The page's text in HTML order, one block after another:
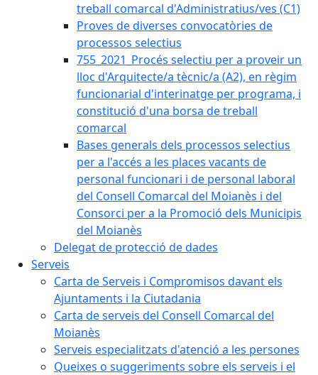
treball comarcal d'Administratius/ves (C1)
Proves de diverses convocatòries de
processos selectius
755_2021_Procés selectiu per a proveir un
lloc d'Arquitecte/a tècnic/a (A2), en règim
funcionarial d'interinatge per programa, i
constitució d'una borsa de treball
comarcal
Bases generals dels processos selectius
per a l'accés a les places vacants de
personal funcionari i de personal laboral
del Consell Comarcal del Moianès i del
Consorci per a la Promoció dels Municipis
del Moianès
Delegat de protecció de dades
Serveis
Carta de Serveis i Compromisos davant els
Ajuntaments i la Ciutadania
Carta de serveis del Consell Comarcal del
Moianès
Serveis especialitzats d'atenció a les persones
Queixes o suggeriments sobre els serveis i el